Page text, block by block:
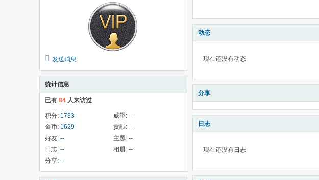
发送消息
统计信息
已有 84 人来访过
积分: 1733 威望: --
金币: 1629 贡献: --
好友: -- 主题: --
日志: -- 相册: --
分享: --
动态
现在还没有动态
分享
日志
现在还没有日志